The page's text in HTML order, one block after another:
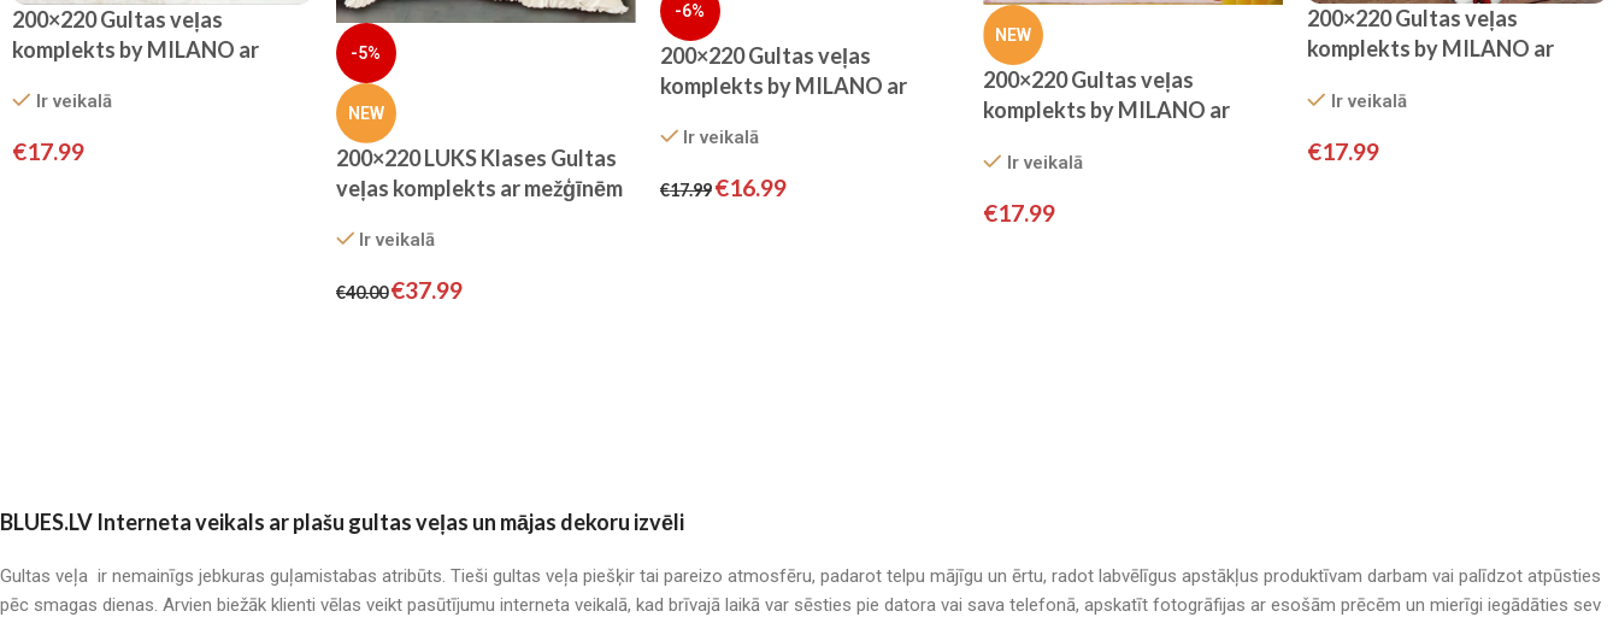
200×220 Gultas veļas
komplekts by MILANO ar
SATĪNS
Ir veikalā
€17.99
-5%
NEW
200×220 LUKS Klases Gultas
veļas komplekts ar mežģīnēm
KOKVILNA SATĪNS (gaišs
krēms)
Ir veikalā
€40.00€37.99
-6%
200×220 Gultas veļas
komplekts by MILANO ar
SATĪNS
Ir veikalā
€17.99 €16.99
NEW
200×220 Gultas veļas
komplekts by MILANO ar
SATĪNS
Ir veikalā
€17.99
200×220 Gultas veļas
komplekts by MILANO ar
SATĪNS
Ir veikalā
€17.99
BLUES.LV Interneta veikals ar plašu gultas veļas un mājas dekoru izvēli
Gultas veļa ir nemainīgs jebkuras guļamistabas atribūts. Tieši gultas veļa piešķir tai pareizo atmosfēru, padarot telpu mājīgu un ērtu, radot labvēlīgus apstākļus produktīvam darbam vai palīdzot atpūsties
pēc smagas dienas. Arvien biežāk klienti vēlas veikt pasūtījumu interneta veikalā, kad brīvajā laikā var sēsties pie datora vai sava telefonā, apskatīt fotogrāfijas ar esošām prēcēm un mierīgi iegādāties sev